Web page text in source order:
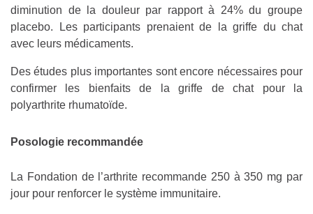
diminution de la douleur par rapport à 24% du groupe
placebo. Les participants prenaient de la griffe du chat
avec leurs médicaments.
Des études plus importantes sont encore nécessaires pour
confirmer les bienfaits de la griffe de chat pour la
polyarthrite rhumatoïde.
Posologie recommandée
La Fondation de l’arthrite recommande 250 à 350 mg par
jour pour renforcer le système immunitaire.